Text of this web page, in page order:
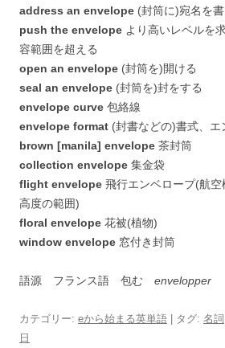
address an envelope (封筒に)宛名を書
push the envelope より高いレベルを
容範囲を超える
open an envelope (封筒を)開ける
seal an envelope (封筒を)封をする
envelope curve 包絡線
envelope format (封書などの)書式、
brown [manila] envelope 茶封筒
collection envelope 集金袋
flight envelope 飛行エンベロープ(航空
高度の範囲)
floral envelope 花被(植物)
window envelope 窓付き封筒
語源 フランス語 包む envelopper
カテゴリー: eから始まる英単語 | タグ: 名詞
日